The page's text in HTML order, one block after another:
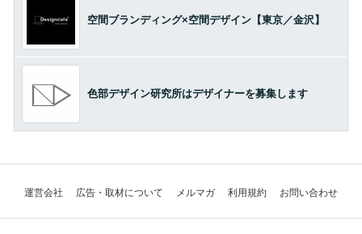
空間ブランディング×空間デザイン【東京／金沢】
色部デザイン研究所はデザイナーを募集します
運営会社 広告・取材について メルマガ 利用規約 お問い合わせ